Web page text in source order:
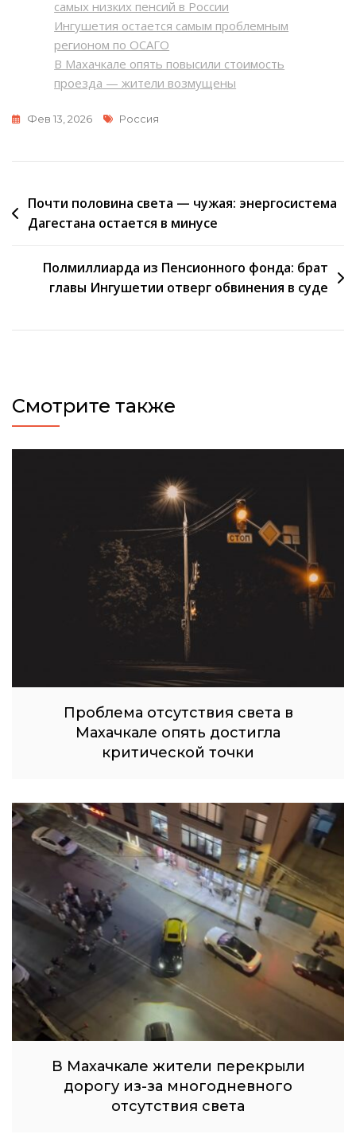
самых низких пенсий в России
Ингушетия остается самым проблемным
регионом по ОСАГО
В Махачкале опять повысили стоимость
проезда — жители возмущены
Фев 13, 2026 Метки
Россия
Навигация
по
Почти половина света — чужая: энергосистема
Дагестана остается в минусе
Полмиллиарда из Пенсионного фонда: брат
главы Ингушетии отверг обвинения в суде
Смотрите также
Проблема отсутствия света в
Махачкале опять достигла
критической точки
В Махачкале жители перекрыли
дорогу из-за многодневного
отсутствия света